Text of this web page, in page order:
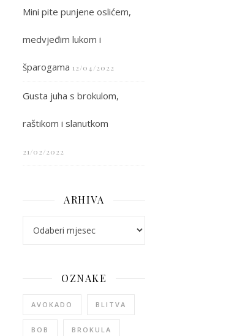
Mini pite punjene oslićem,
medvjeđim lukom i
šparogama 12/04/2022
Gusta juha s brokulom,
raštikom i slanutkom
21/02/2022
ARHIVA
OZNAKE
AVOKADO BLITVA
BOB BROKULA